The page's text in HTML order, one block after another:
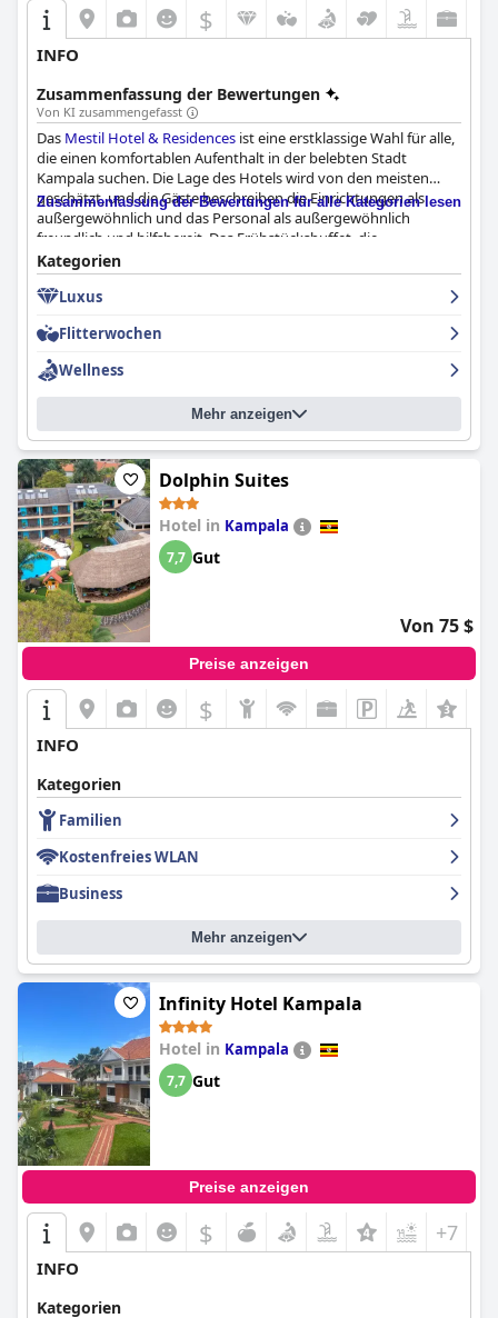
$
INFO
Zusammenfassung der Bewertungen
Von KI zusammengefasst
Das Mestil Hotel & Residences ist eine erstklassige Wahl für alle,
die einen komfortablen Aufenthalt in der belebten Stadt
Kampala suchen. Die Lage des Hotels wird von den meisten
geschätzt, und die Gäste beschreiben die Einrichtungen als
außergewöhnlich und das Personal als außergewöhnlich
freundlich und hilfsbereit. Das Frühstücksbuffet, die
Mittagsangebote und der Sonntagsbrunch werden sehr gelobt,
während die Größe, Sauberkeit und Ausstattung der Zimmer
beeindruckend sind. Das Spa wird zur Entspannung und
eine atemberaubende Aussicht. Einige Gäste hatten kleinere
Probleme mit dem Frühstücksangebot des Zimmerservice und
der Poolbar, doch insgesamt gilt das Hotel als ein wunderbarer
und fantastischer Ort für einen Aufenthalt.
Zusammenfassung der Bewertungen für alle Kategorien lesen
Kategorien
Luxus
Flitterwochen
Wellness
Mehr anzeigen
Dolphin Suites
Hotel in Kampala
7,7 Gut
Von 75 $
Preise anzeigen
$
INFO
Kategorien
Familien
Kostenfreies WLAN
Business
Mehr anzeigen
Infinity Hotel Kampala
Hotel in Kampala
7,7 Gut
Preise anzeigen
$ +7
INFO
Kategorien